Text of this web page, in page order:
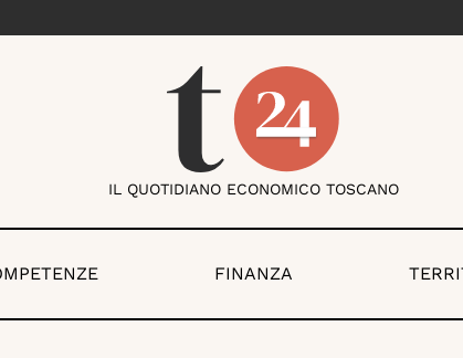
IL QUOTIDIANO ECONOMICO TOSCANO
FINANZA